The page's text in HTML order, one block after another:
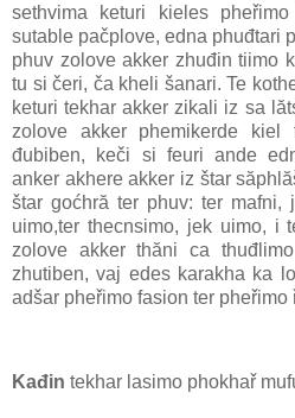
sethvima keturi kieles
sutable pačplove, edna phuđtari
phuv zolove akker zhuđin tiimo
tu si čeri, ča kheli šanari. Te
keturi tekhar akker zikali iz sa
zolove akker phemikerde
đubiben, keči si feuri ande
anker akhere akker iz štar
štar goćhră ter phuv: ter mafni,
uimo,ter thecnsimo, jek uimo, i
zolove akker thăni ca
zhutiben, vaj edes karakha ka
adšar pheřimo fasion ter pheřimo
Kađin tekhar lasimo phokhař